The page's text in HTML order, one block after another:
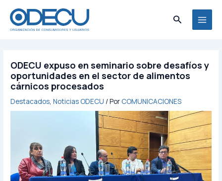
contenido
Buscar
ODECU expuso en seminario sobre desafíos y
oportunidades en el sector de alimentos
cárnicos procesados
Destacados,Noticias ODECU / Por COMUNICACIONES